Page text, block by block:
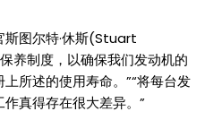
斯图尔特·休斯(Stuart
养制度，以确保我们发动机的
所述的使用寿命。”“将每台发
真得存在很大差异。”